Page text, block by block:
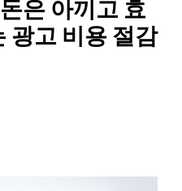
은 아끼고 효
광고 비용 절감